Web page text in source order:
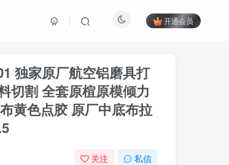
开通会员
独家原厂航空铝磨具打
切割 全套原楦原模倾力
黄色点胶 原厂中底布拉
关注 私信